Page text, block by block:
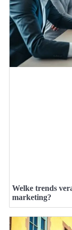
Welke trends
marketing?